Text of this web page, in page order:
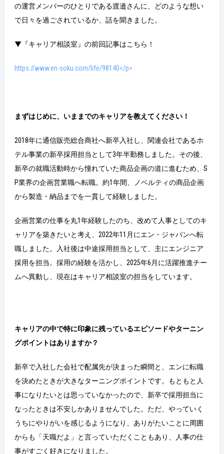
の運営メンバーのひとりである渡邉さんに、どのような想い
で日々を過ごされているか、話を聞きました。
▼『キャリア相談室』の前回記事はこちら！
https://www.en-soku.com/life/98140</p>
まずはじめに、いままでのキャリアを教えてください！
2018年に通信販売総合商社へ新卒入社し、関連会社であるホ
テル事業の新卒採用担当として3年半勤務しました。その後、
新卒の就職活動時から憧れていた商品企画の道に進むため、S
P業界の企画営業職へ転職。約1年間、ノベルティの商品企画
から製造・納品までを一貫して経験しました。
企画営業の仕事を丸1年経験したのち、改めて人事としてのキ
ャリアを築きたいと考え、2022年11月にエン・ジャパンへ転
職しました。入社後は中途採用担当として、主にエンジニア
採用を担当。採用の経験を活かし、2025年6月に活躍推進チー
ムへ異動し、現在はキャリア相談室の担当をしています。
キャリアの中で特に印象に残っているエピソードやターニン
グポイントはありますか？
新卒で入社した会社で配属先が決まった瞬間と、エンに転職
を決めたときが大きなターニングポイントです。もともと人
事になりたいとは思っていなかったので、新卒で採用担当に
なったときは不安しかありませんでした。ただ、やっていく
うちにやりがいを感じるようになり、ありがたいことに周囲
からも「天職だよ」と言っていただくこともあり、人事の仕
事がすごく好きになりました。